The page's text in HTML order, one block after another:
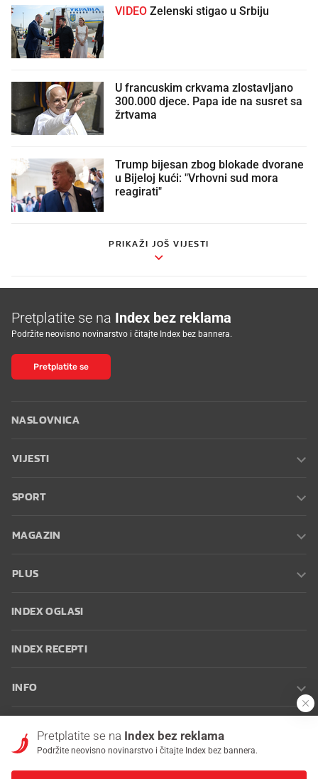
VIDEO Zelenski stigao u Srbiju
U francuskim crkvama zlostavljano
300.000 djece. Papa ide na susret sa
žrtvama
Trump bijesan zbog blokade dvorane
u Bijeloj kući: "Vrhovni sud mora
reagirati"
PRIKAŽI JOŠ VIJESTI
Pretplatite se na Index bez reklama
Podržite neovisno novinarstvo i čitajte Index bez bannera.
Pretplatite se
NASLOVNICA
VIJESTI
SPORT
MAGAZIN
PLUS
INDEX OGLASI
INDEX RECEPTI
INFO
korištenja
Postavke kolačića
Pretplatite se na Index bez reklama
Podržite neovisno novinarstvo i čitajte Index bez bannera.